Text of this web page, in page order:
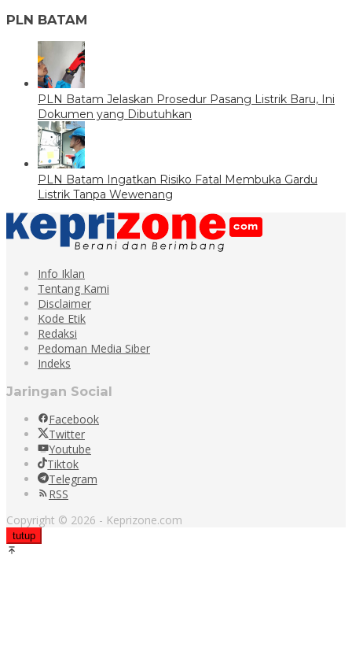
PLN BATAM
PLN Batam Jelaskan Prosedur Pasang Listrik Baru, Ini
Dokumen yang Dibutuhkan
PLN Batam Ingatkan Risiko Fatal Membuka Gardu
Listrik Tanpa Wewenang
Info Iklan
Tentang Kami
Disclaimer
Kode Etik
Redaksi
Pedoman Media Siber
Indeks
Jaringan Social
Facebook
Twitter
Youtube
Tiktok
Telegram
RSS
Copyright © 2026 - Keprizone.com
tutup